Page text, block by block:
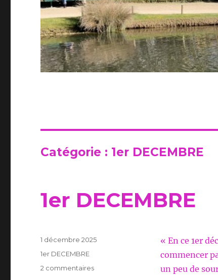
Catégorie : 1er DECEMBRE
1er DECEMBRE
« En ce 1er
commencer
un peu de
Publié
1 décembre 2025
Catégories
1er DECEMBRE
2 commentairessur